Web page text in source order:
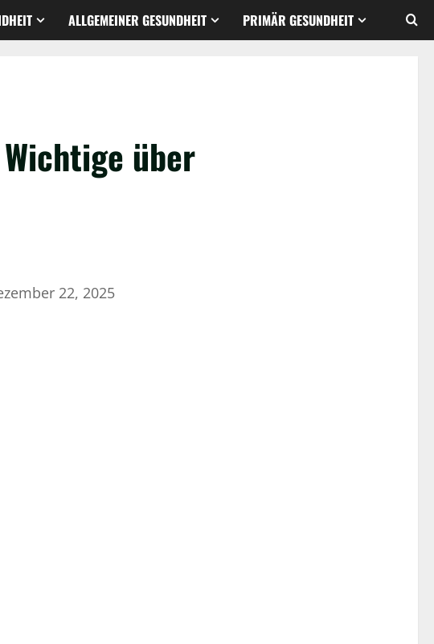
ALLGEMEINER GESUNDHEIT PRIMÄR GESUNDHEIT
über
22, 2025